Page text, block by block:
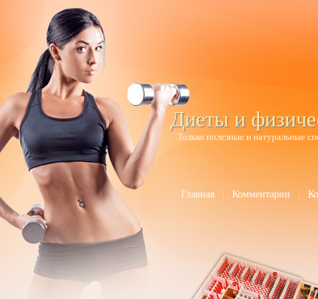
Диеты и
Только полезные и натуральные
Главная Комментарии